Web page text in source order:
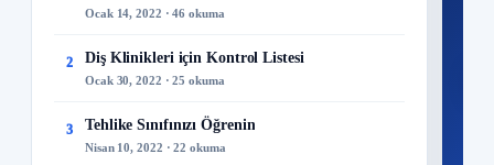
Ocak 14, 2022 · 46 okuma
2 Diş Klinikleri için Kontrol Listesi
Ocak 30, 2022 · 25 okuma
3 Tehlike Sınıfınızı Öğrenin
Nisan 10, 2022 · 22 okuma